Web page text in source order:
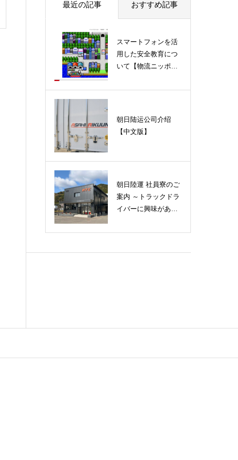
最近の記事 おすすめ記事
スマートフォンを活
用した安全教育につ
いて【物流ニッポン
朝日陆运公司介绍
【中文版】
朝日陸運 社員寮のご
案内 ～トラックドラ
イバーに興味がある
運送会社にホームペ